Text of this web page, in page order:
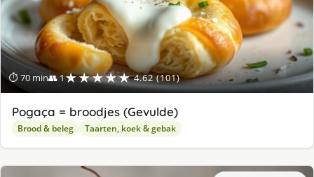
⏱ 70 min👥 1★★★★★ 4.62 (101)
Pogaça = broodjes (Gevulde)
Brood & beleg Taarten, koek & gebak